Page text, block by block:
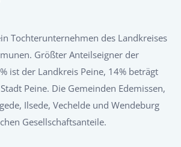
Tochterunternehmen des Landkreises
Größter Anteilseigner der
ist der Landkreis Peine, 14% beträgt
Peine. Die Gemeinden Edemissen,
Ilsede, Vechelde und Wendeburg
Gesellschaftsanteile.